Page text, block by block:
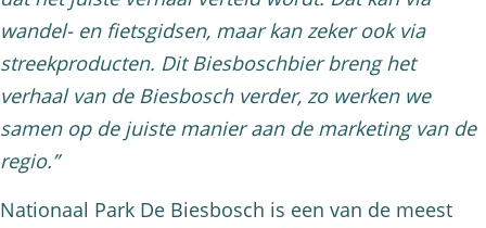
wandel- en fietsgidsen, maar kan zeker ook via
streekproducten. Dit Biesboschbier breng het
verhaal van de Biesbosch verder, zo werken we
samen op de juiste manier aan de marketing van de
regio.”
Nationaal Park De Biesbosch is een van de meest